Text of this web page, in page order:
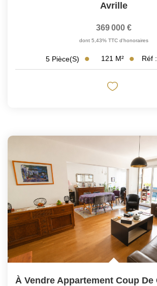
Avrille
369 000 €
dont 5,43% TTC d'honoraires
5 Pièce(s) 121 M² Réf :